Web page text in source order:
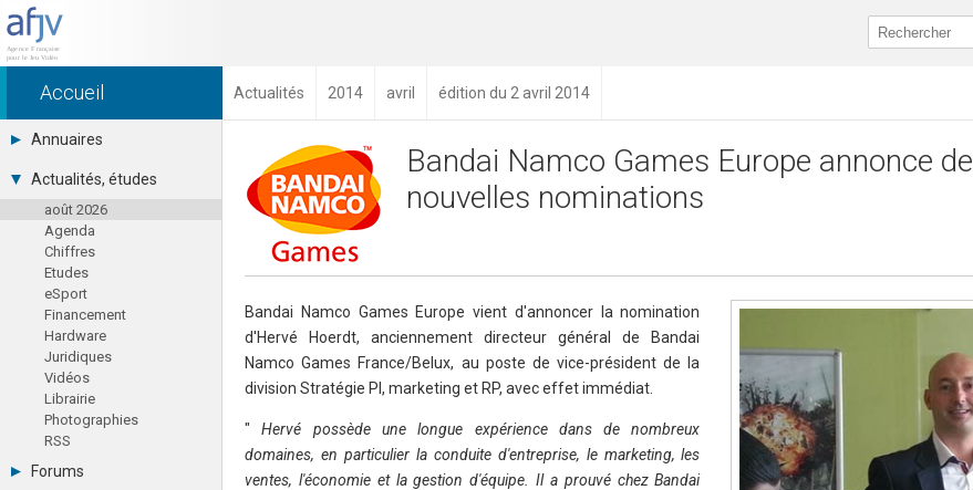
Accueil Actualités 2014 avril édition du 2 avril 2014
Annuaires
Toutes les sociétés (691)
Studios (418)
Editeurs (49)
Distributeurs (16)
Hard. / Accessoires (10)
Middlewares (15)
Prestataires (99)
Assoc. / Syndicats (21)
Formations / Ecoles (46)
Presse spécialisée (17)
Actualités, études
août 2026
Agenda
Chiffres
Etudes
eSport
Financement
Hardware
Juridiques
Vidéos
Librairie
Photographies
RSS
Forums
Bandai Namco Games Europe annonce de
nouvelles nominations
Bandai Namco Games Europe vient d'annoncer la nomination
d'Hervé Hoerdt, anciennement directeur général de Bandai
Namco Games France/Belux, au poste de vice-président de la
division Stratégie PI, marketing et RP, avec effet immédiat.
" Hervé possède une longue expérience dans de nombreux
domaines, en particulier la conduite d'entreprise, le marketing, les
ventes, l'économie et la gestion d'équipe. Il a prouvé chez Bandai